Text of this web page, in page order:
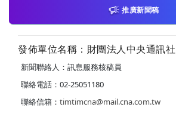
推廣新聞稿
發佈單位名稱：財團法人中央通訊社
新聞聯絡人：訊息服務核稿員
聯絡電話：02-25051180
聯絡信箱： timtimcna@mail.cna.com.tw